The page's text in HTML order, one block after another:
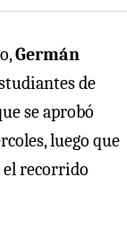
Germán
de
se aprobó
luego que
recorrido